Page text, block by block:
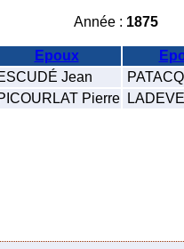
Année : 1875
Epoux
Jean
Pierre